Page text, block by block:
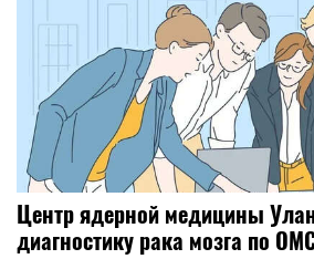
Центр ядерной медицины
диагностику рака мозга по